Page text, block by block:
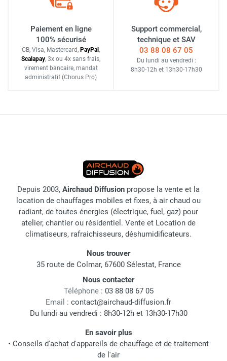
Paiement en ligne
100% sécurisé
CB, Visa, Mastercard, PayPal ,
Scalapay, 3x ou 4x sans frais,
virement bancaire, mandat
administratif (Chorus Pro)
Support commercial,
technique et SAV
03 88 08 67 05
Du lundi au vendredi :
8h30-12h et 13h30-17h30
Depuis 2003, Airchaud Diffusion propose la vente et la
location de chauffages mobiles et fixes, à air chaud ou
radiant, de toutes énergies (électrique, fuel, gaz) pour
atelier, chantier ou résidentiel. Vente et Location de
climatiseurs, rafraichisseurs, déshumidificateurs.
Nous trouver
35 route de Colmar, 67600 Sélestat, France
Nous contacter
Téléphone : 03 88 08 67 05
Email : contact@airchaud-diffusion.fr
Du lundi au vendredi : 8h30-12h et 13h30-17h30
En savoir plus
• Conseils d'achat d'appareils de chauffage et de traitement
de l'air